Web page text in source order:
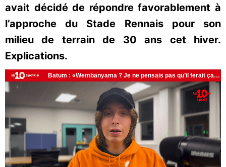
avait décidé de répondre favorablement à
l’approche du Stade Rennais pour son
milieu de terrain de 30 ans cet hiver.
Explications.